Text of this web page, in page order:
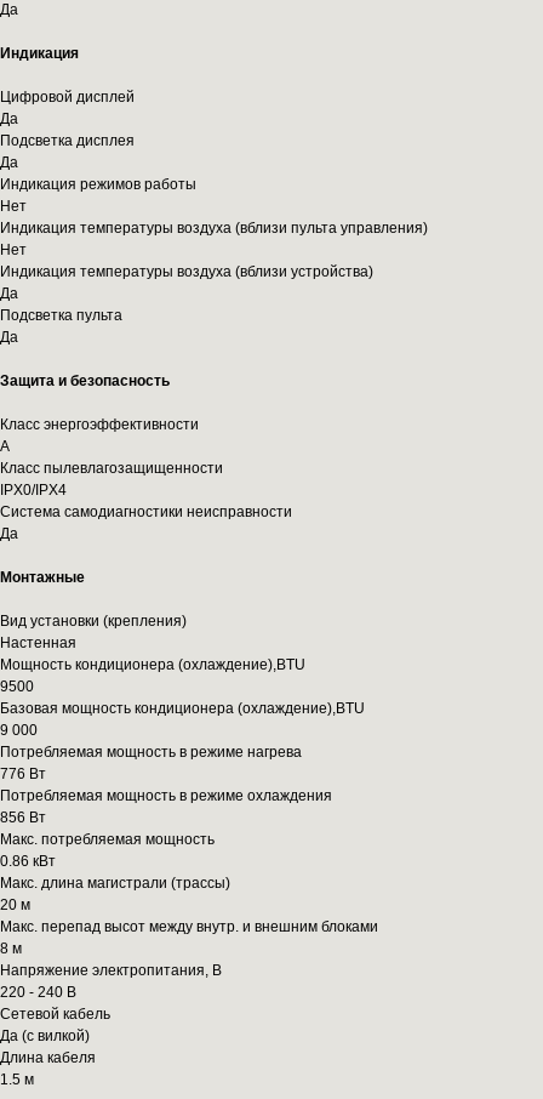
Да
Индикация
Цифровой дисплей
Да
Подсветка дисплея
Да
Индикация режимов работы
Нет
Индикация температуры воздуха (вблизи пульта управления)
Нет
Индикация температуры воздуха (вблизи устройства)
Да
Подсветка пульта
Да
Защита и безопасность
Класс энергоэффективности
A
Класс пылевлагозащищенности
IPX0/IPX4
Система самодиагностики неисправности
Да
Монтажные
Вид установки (крепления)
Настенная
Мощность кондиционера (охлаждение),BTU
9500
Базовая мощность кондиционера (охлаждение),BTU
9 000
Потребляемая мощность в режиме нагрева
776 Вт
Потребляемая мощность в режиме охлаждения
856 Вт
Макс. потребляемая мощность
0.86 кВт
Макс. длина магистрали (трассы)
20 м
Макс. перепад высот между внутр. и внешним блоками
8 м
Напряжение электропитания, В
220 - 240 В
Сетевой кабель
Да (с вилкой)
Длина кабеля
1.5 м